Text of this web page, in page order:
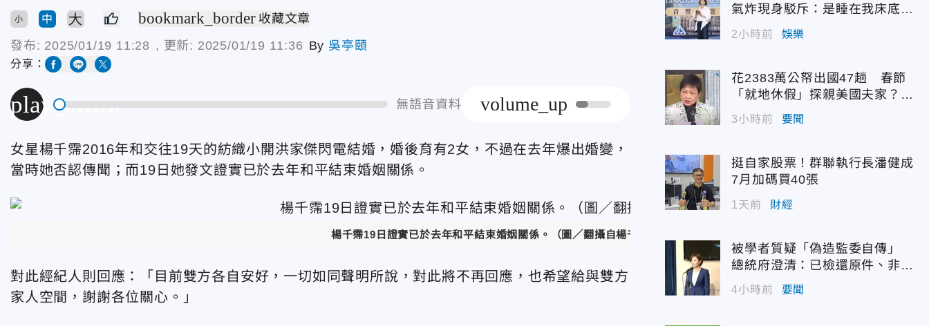
小 中 大 bookmark_border 收藏文章
發布: 2025/01/19 11:28 , 更新: 2025/01/19 11:36 By 吳亭頤
分享：
play_arrow 無語音資料 volume_up
女星楊千霈2016年和交往19天的紡織小開洪家傑閃電結婚，婚後育有2女，不過在去年爆出婚變，
當時她否認傳聞；而19日她發文證實已於去年和平結束婚姻關係。
楊千霈19日證實已於去年和平結束婚姻關係。（圖／翻攝自楊千霈
對此經紀人則回應：「目前雙方各自安好，一切如同聲明所說，對此將不再回應，也希望給與雙方
家人空間，謝謝各位關心。」
氣炸現身駁斥：是睡在我床底下
嗎？
2小時前 娛樂
花2383萬公帑出國47趟 春節
「就地休假」探親美國夫家？徐
佳青回應了
3小時前 要聞
挺自家股票！群聯執行長潘健成
7月加碼買40張
1天前 財經
被學者質疑「偽造監委自傳」
總統府澄清：已檢還原件、非府
方提供
4小時前 要聞